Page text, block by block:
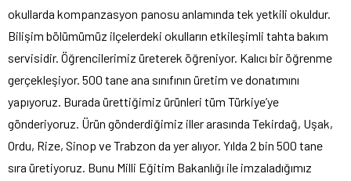
okullarda kompanzasyon panosu anlamında tek yetkili okuldur.
Bilişim bölümümüz ilçelerdeki okulların etkileşimli tahta bakım
servisidir. Öğrencilerimiz üreterek öğreniyor. Kalıcı bir öğrenme
gerçekleşiyor. 500 tane ana sınıfının üretim ve donatımını
yapıyoruz. Burada ürettiğimiz ürünleri tüm Türkiye’ye
gönderiyoruz. Ürün gönderdiğimiz iller arasında Tekirdağ, Uşak,
Ordu, Rize, Sinop ve Trabzon da yer alıyor. Yılda 2 bin 500 tane
sıra üretiyoruz. Bunu Milli Eğitim Bakanlığı ile imzaladığımız